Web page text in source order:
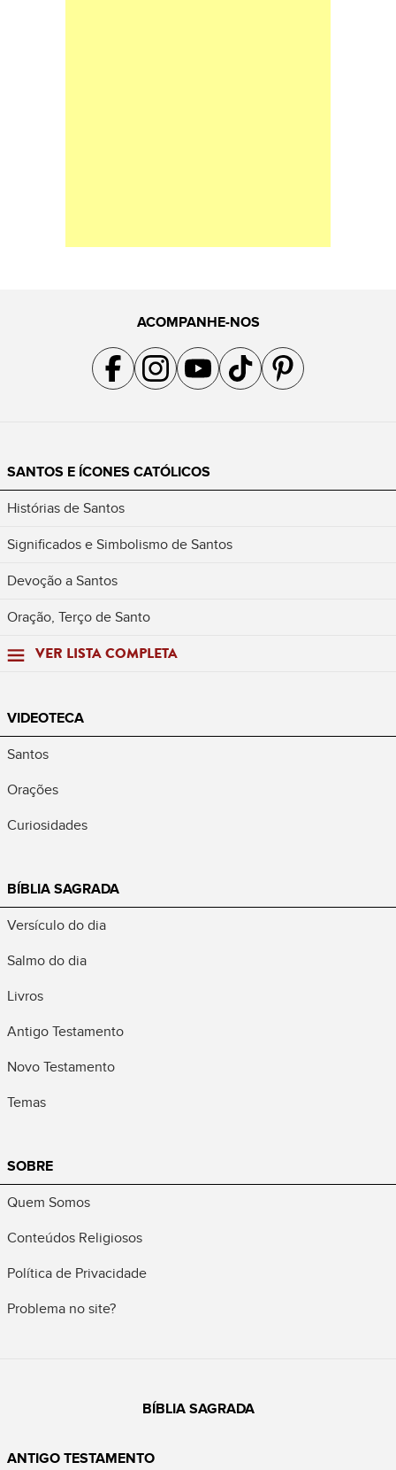
ACOMPANHE-NOS
Acompanhe a gente no Facebook
Acompanhe a gente no Instagram
Acompanhe a gente no YouTube
Acompanhe a gente no TikTok
Acompanhe a gente no
SANTOS E ÍCONES CATÓLICOS
Histórias de Santos
Significados e Simbolismo de Santos
Devoção a Santos
Oração, Terço de Santo
VER LISTA COMPLETA
VIDEOTECA
Santos
Orações
Curiosidades
BÍBLIA SAGRADA
Versículo do dia
Salmo do dia
Livros
Antigo Testamento
Novo Testamento
Temas
SOBRE
Quem Somos
Conteúdos Religiosos
Política de Privacidade
Problema no site?
BÍBLIA SAGRADA
ANTIGO TESTAMENTO